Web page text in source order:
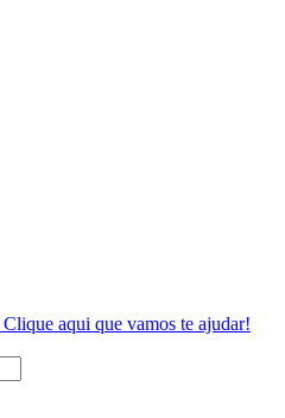
Clique aqui que vamos te ajudar!